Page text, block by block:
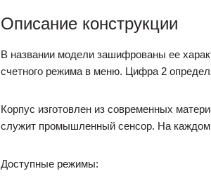
Описание конструкции
В названии модели зашифрованы ее
счетного режима в меню. Цифра 2
Корпус изготовлен из современных
служит промышленный сенсор. На каждом
Доступные режимы: